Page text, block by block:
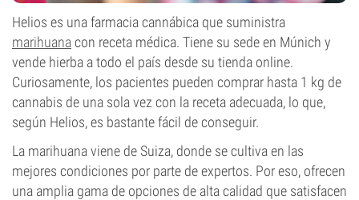
Helios es una farmacia cannábica que suministra
marihuanacon receta médica. Tiene su sede en Múnich y
vende hierba a todo el país desde su tienda online.
Curiosamente, los pacientes pueden comprar hasta 1 kg de
cannabis de una sola vez con la receta adecuada, lo que,
según Helios, es bastante fácil de conseguir.
La marihuana viene de Suiza, donde se cultiva en las
mejores condiciones por parte de expertos. Por eso, ofrecen
una amplia gama de opciones de alta calidad que satisfacen